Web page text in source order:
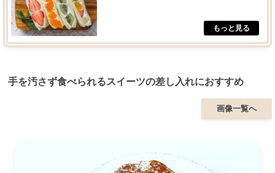
手を汚さず食べられるスイーツの差し入れにおすすめ
画像一覧へ